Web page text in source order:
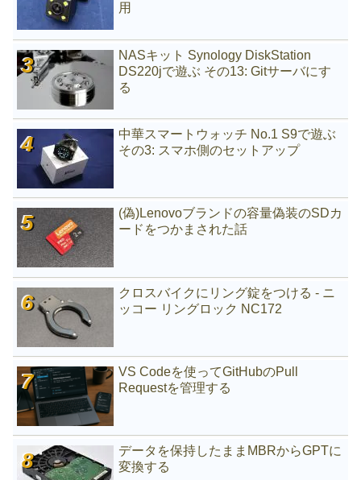
用
NASキット Synology DiskStation
DS220jで遊ぶ その13: Gitサーバにす
る
中華スマートウォッチ No.1 S9で遊ぶ
その3: スマホ側のセットアップ
(偽)Lenovoブランドの容量偽装のSDカ
ードをつかまされた話
クロスバイクにリング錠をつける - ニ
ッコー リングロック NC172
VS Codeを使ってGitHubのPull
Requestを管理する
データを保持したままMBRからGPTに
変換する